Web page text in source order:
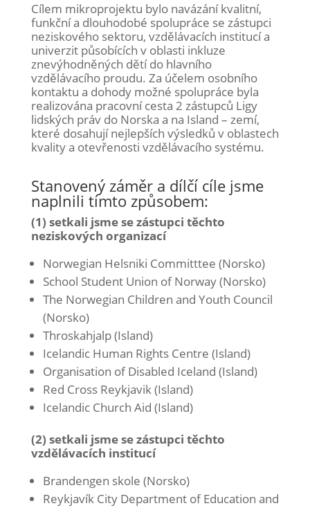
Cílem mikroprojektu bylo navázání kvalitní,
funkční a dlouhodobé spolupráce se zástupci
neziskového sektoru, vzdělávacích institucí a
univerzit působících v oblasti inkluze
znevýhodněných dětí do hlavního
vzdělávacího proudu. Za účelem osobního
kontaktu a dohody možné spolupráce byla
realizována pracovní cesta 2 zástupců Ligy
lidských práv do Norska a na Island – zemí,
které dosahují nejlepších výsledků v oblastech
kvality a otevřenosti vzdělávacího systému.
Stanovený záměr a dílčí cíle jsme
naplnili tímto způsobem:
(1) setkali jsme se zástupci těchto
neziskových organizací
Norwegian Helsniki Committtee (Norsko)
School Student Union of Norway (Norsko)
The Norwegian Children and Youth Council
(Norsko)
Throskahjalp (Island)
Icelandic Human Rights Centre (Island)
Organisation of Disabled Iceland (Island)
Red Cross Reykjavik (Island)
Icelandic Church Aid (Island)
(2) setkali jsme se zástupci těchto
vzdělávacích institucí
Brandengen skole (Norsko)
Reykjavík City Department of Education and